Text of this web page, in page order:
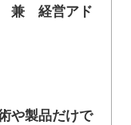
兼 経営アド
や製品だけで